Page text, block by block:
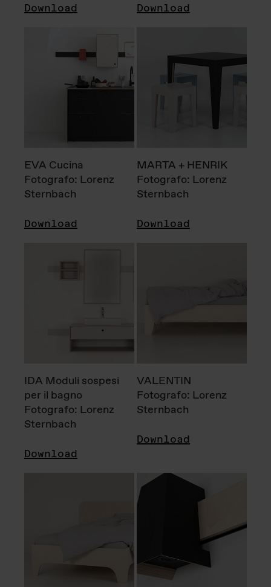
Download Download
EVA Cucina
Fotografo: Lorenz
Sternbach
Download
MARTA + HENRIK
Fotografo: Lorenz
Sternbach
Download
IDA Moduli sospesi
per il bagno
Fotografo: Lorenz
Sternbach
Download
VALENTIN
Fotografo: Lorenz
Sternbach
Download